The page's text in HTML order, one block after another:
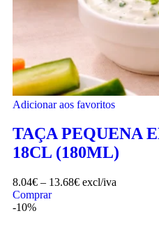
Adicionar aos favoritos
TAÇA PEQUENA
18CL (180ML)
8.04€ – 13.68€ excl/iva
Comprar
-10%